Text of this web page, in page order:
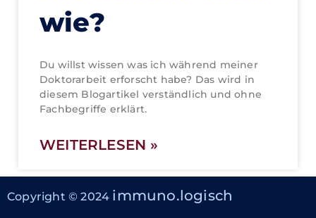
wie?
Du willst wissen was ich während meiner
Doktorarbeit erforscht habe? Das wird in
diesem Blogartikel verständlich und ohne
Fachbegriffe erklärt.
WEITERLESEN »
Copyright © 2024 immuno.logisch